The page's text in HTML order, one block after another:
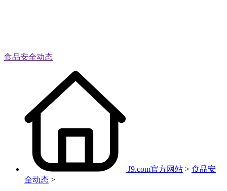
食品安全动态
J9.com官方网站 > 食品安
全动态 >